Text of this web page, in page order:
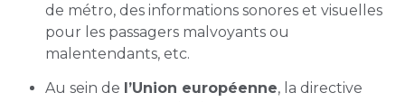
de métro, des informations sonores et visuelles
pour les passagers malvoyants ou
malentendants, etc.
Au sein de l’Union européenne, la directive